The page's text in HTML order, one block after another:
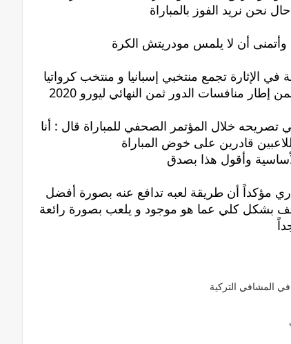
نحن نريد الفوز بالمباراة
أن لا يلمس مودريتش الكرة
الإثارة تجمع منتخبي إسبانيا و منتخب كرواتيا
منافسات الدور ثمن النهائي ليورو 2020
خلال المؤتمر الصحفي للمباراة قال : أنا
قادرين على خوض المباراة
وأقول هذا بصدق
مؤكداً أن طريقة لعبه تدافع عنه بصورة أفضل
بشكل كلي عما هو موجود و يلعب بصورة رائعة